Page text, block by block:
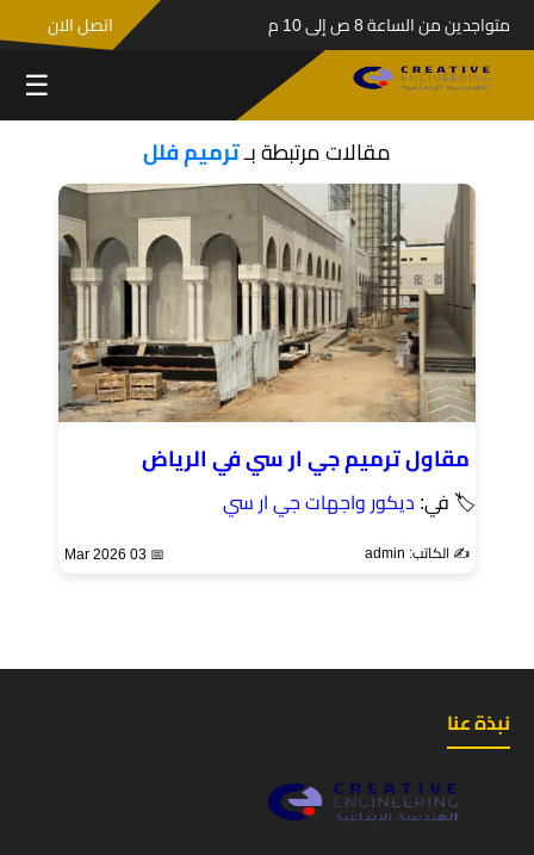
متواجدين من الساعة 8 ص إلى 10 م اتصل الان
☰
مقالات مرتبطة بـترميم فلل
مقاول ترميم جي ار سي في الرياض
🏷 في: ديكور واجهات جي ار سي
✍️ الكاتب: admin 📅 03 Mar 2026
نبذة عنا